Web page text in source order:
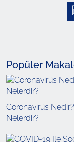
Popüler
Coronavirüs
Nelerdir?